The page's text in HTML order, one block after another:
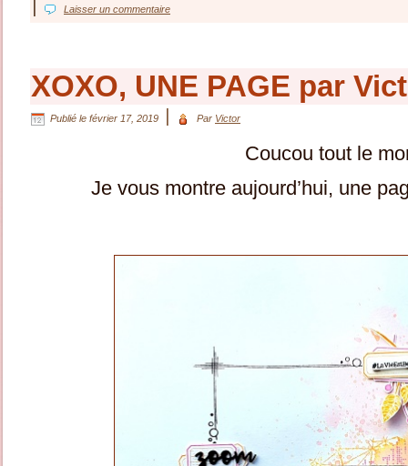
Laisser un commentaire
XOXO, UNE PAGE par
Publié le février 17, 2019 Par Victor
Coucou tout le
Je vous montre aujourd’hui, une